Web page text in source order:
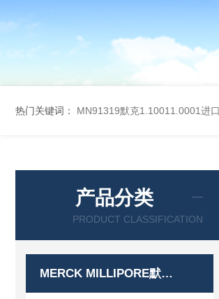
热门关键词： MN91319默克1.10011.0001进
产品分类
PRODUCT CLASSIFICATION
MERCK MILLIPORE默克密理博产品